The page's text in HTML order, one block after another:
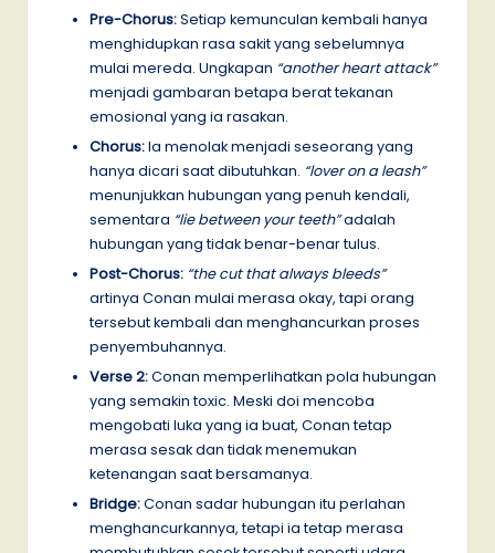
Pre-Chorus:Setiap kemunculan kembali hanya
menghidupkan rasa sakit yang sebelumnya
mulai mereda. Ungkapan “another heart attack”
menjadi gambaran betapa berat tekanan
emosional yang ia rasakan.
Chorus:Ia menolak menjadi seseorang yang
hanya dicari saat dibutuhkan. “lover on a leash”
menunjukkan hubungan yang penuh kendali,
sementara “lie between your teeth”adalah
hubungan yang tidak benar-benar tulus.
Post-Chorus: “the cut that always bleeds”
artinya Conan mulai merasa okay, tapi orang
tersebut kembali dan menghancurkan proses
penyembuhannya.
Verse 2:Conan memperlihatkan pola hubungan
yang semakin toxic. Meski doi mencoba
mengobati luka yang ia buat, Conan tetap
merasa sesak dan tidak menemukan
ketenangan saat bersamanya.
Bridge:Conan sadar hubungan itu perlahan
menghancurkannya, tetapi ia tetap merasa